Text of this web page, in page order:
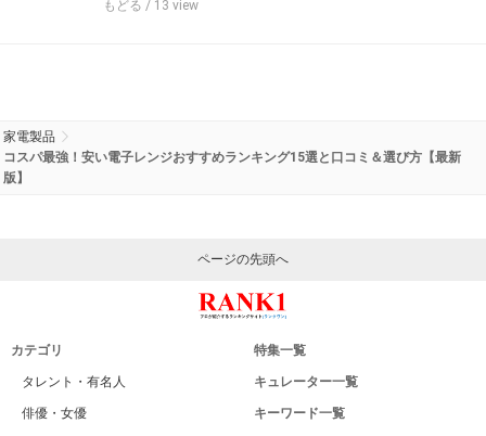
もどる / 13 view
家電製品
コスパ最強！安い電子レンジおすすめランキング15選と口コミ＆選び方【最新
版】
ページの先頭へ
カテゴリ
タレント・有名人
俳優・女優
特集一覧
キュレーター一覧
キーワード一覧